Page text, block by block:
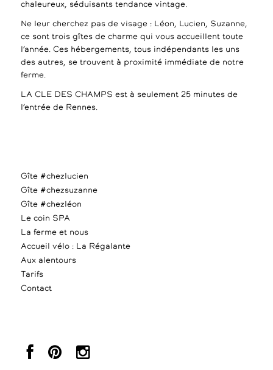
chaleureux, séduisants tendance vintage.
Ne leur cherchez pas de visage : Léon, Lucien, Suzanne,
ce sont trois gîtes de charme qui vous accueillent toute
l’année. Ces hébergements, tous indépendants les uns
des autres, se trouvent à proximité immédiate de notre
ferme.
LA CLE DES CHAMPS est à seulement 25 minutes de
l’entrée de Rennes.
Gîte #chezlucien
Gîte #chezsuzanne
Gîte #chezléon
Le coin SPA
La ferme et nous
Accueil vélo : La Régalante
Aux alentours
Tarifs
Contact